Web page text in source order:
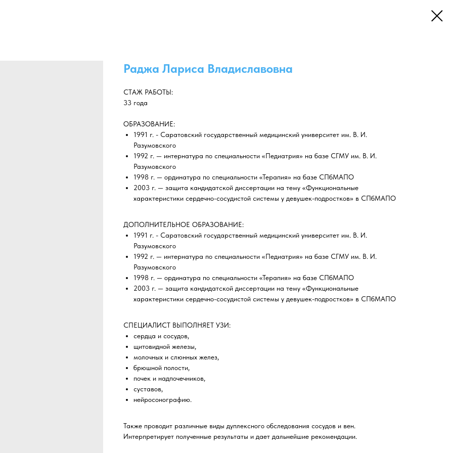
Раджа Лариса Владиславовна
СТАЖ РАБОТЫ:
33 года
ОБРАЗОВАНИЕ:
1991 г. - Саратовский государственный медицинский университет им. В. И.
Разумовского
1992 г. — интернатура по специальности «Педиатрия» на базе СГМУ им. В. И.
Разумовского
1998 г. — ординатура по специальности «Терапия» на базе СПбМАПО
2003 г. — защита кандидатской диссертации на тему «Функциональные
характеристики сердечно-сосудистой системы у девушек-подростков» в СПбМАПО
ДОПОЛНИТЕЛЬНОЕ ОБРАЗОВАНИЕ:
1991 г. - Саратовский государственный медицинский университет им. В. И.
Разумовского
1992 г. — интернатура по специальности «Педиатрия» на базе СГМУ им. В. И.
Разумовского
1998 г. — ординатура по специальности «Терапия» на базе СПбМАПО
2003 г. — защита кандидатской диссертации на тему «Функциональные
характеристики сердечно-сосудистой системы у девушек-подростков» в СПбМАПО
СПЕЦИАЛИСТ ВЫПОЛНЯЕТ УЗИ:
сердца и сосудов,
щитовидной железы,
молочных и слюнных желез,
брюшной полости,
почек и надпочечников,
суставов,
нейросонографию.
Также проводит различные виды дуплексного обследования сосудов и вен.
Интерпретирует полученные результаты и дает дальнейшие рекомендации.